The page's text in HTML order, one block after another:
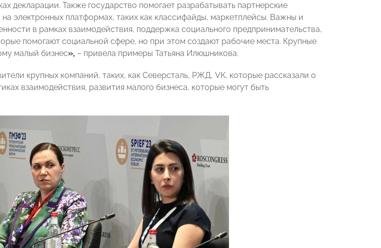
декларации. Также государство помогает разрабатывать партнерские
электронных платформах, таких как классифайды, маркетплейсы. Важны и
в рамках взаимодействия, поддержка социального предпринимательства,
помогают социальной сфере, но при этом создают рабочие места. Крупные
малый бизнес», – привела примеры Татьяна Илюшникова.
крупных компаний, таких, как Северсталь, РЖД, VK, которые рассказали о
взаимодействия, развития малого бизнеса, которые могут быть